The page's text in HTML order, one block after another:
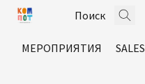
МЕРОПРИЯТИЯ SALES